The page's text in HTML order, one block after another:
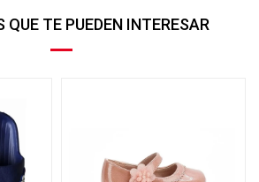
QUE TE PUEDEN INTERESAR